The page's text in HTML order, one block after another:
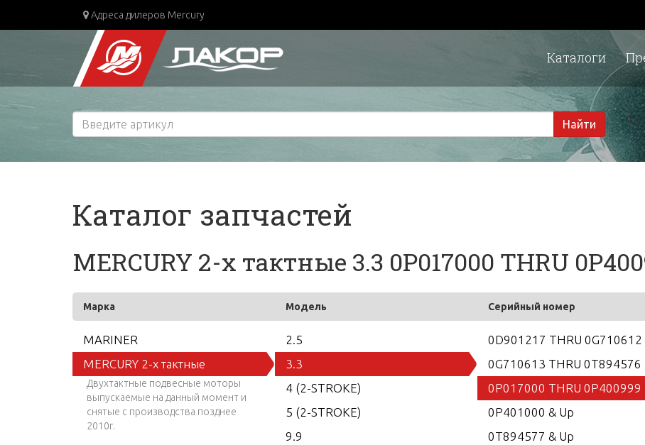
Адреса дилеров Mercury
Каталоги
Найти 1
Каталог запчастей
MERCURY 2-х тактные 3.3 0P017000 THRU
Марка Модель Серийный номер
MARINER
MERCURY 2-х тактные
Двухтактные подвесные моторы
выпускаемые на данный момент и
снятые с производства позднее
2010г.
2.5
3.3
4 (2-STROKE)
5 (2-STROKE)
9.9
0D901217 THRU 0G710612
0G710613 THRU 0T894576
0P017000 THRU 0P400999
0P401000 & Up
0T894577 & Up